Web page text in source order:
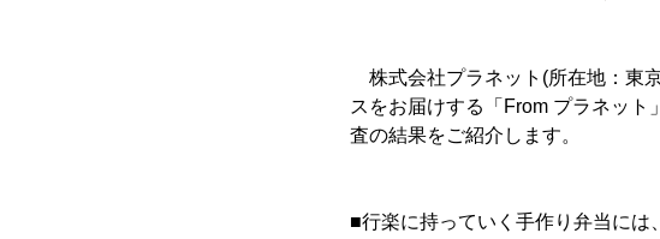
株式会社プラネット(所在地：東
スをお届けする「From プラネッ
査の結果をご紹介します。
■行楽に持っていく手作り弁当には